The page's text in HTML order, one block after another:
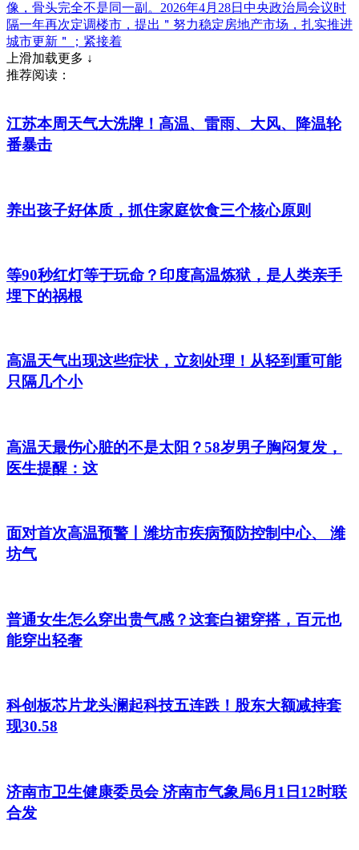
像，骨头完全不是同一副。2026年4月28日中央政治局会议时
隔一年再次定调楼市，提出＂努力稳定房地产市场，扎实推进
城市更新＂；紧接着
上滑加载更多 ↓
推荐阅读：
江苏本周天气大洗牌！高温、雷雨、大风、降温轮
番暴击
养出孩子好体质，抓住家庭饮食三个核心原则
等90秒红灯等于玩命？印度高温炼狱，是人类亲手
埋下的祸根
高温天气出现这些症状，立刻处理！从轻到重可能
只隔几个小
高温天最伤心脏的不是太阳？58岁男子胸闷复发，
医生提醒：这
面对首次高温预警丨潍坊市疾病预防控制中心、 潍
坊气
普通女生怎么穿出贵气感？这套白裙穿搭，百元也
能穿出轻奢
科创板芯片龙头澜起科技五连跌！股东大额减持套
现30.58
济南市卫生健康委员会 济南市气象局6月1日12时联
合发